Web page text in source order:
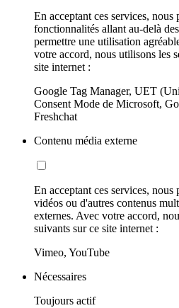
En acceptant ces services,
fonctionnalités allant au-delà
permettre une utilisation
votre accord, nous utilisons les
site internet :
Google Tag Manager, UET
Consent Mode de Microsoft,
Freshchat
Contenu média externe
En acceptant ces services,
vidéos ou d'autres contenus
externes. Avec votre accord,
suivants sur ce site internet :
Vimeo, YouTube
Nécessaires
Toujours actif